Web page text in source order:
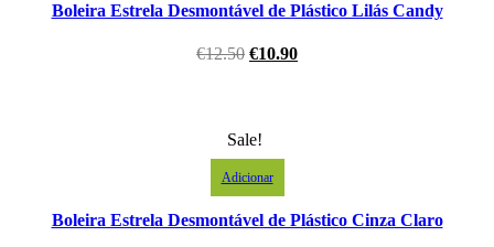
Boleira Estrela Desmontável de Plástico Lilás Candy
€12.50 €10.90
Sale!
Adicionar
Boleira Estrela Desmontável de Plástico Cinza Claro